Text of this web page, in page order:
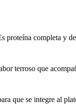
completa y
terroso que
que se integre al